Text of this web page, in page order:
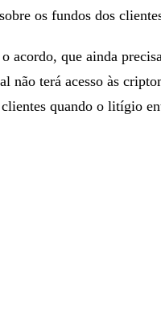
os fundos dos
acordo, que ainda
não terá acesso às
quando o litígio